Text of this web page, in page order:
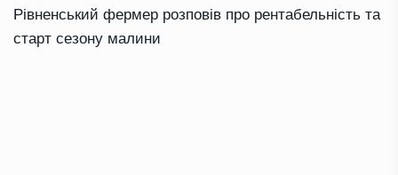
Рівненський фермер розповів про рентабельність та
старт сезону малини